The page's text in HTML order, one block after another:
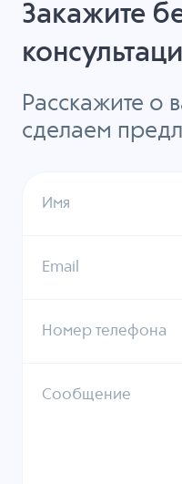
Закажите
Расскажите о
сделаем
Имя
Email
Номер телефона
Сообщение